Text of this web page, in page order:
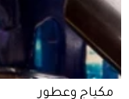
مكياج وعطور